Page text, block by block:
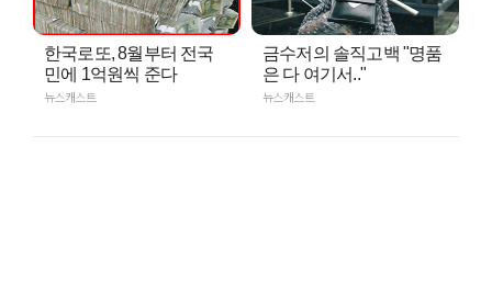
한국로또, 8월부터 전국
민에 1억원씩 준다
뉴스캐스트
금수저의 솔직고백 "명품
은 다 여기서.."
뉴스캐스트